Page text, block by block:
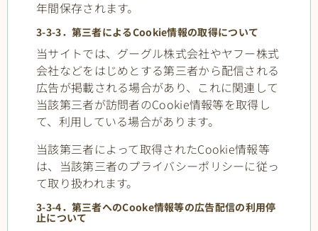
年間保存されます。
3-3-3．第三者によるCookie情報の取得について
当サイトでは、グーグル株式会社やヤフー株式
会社などをはじめとする第三者から配信される
広告が掲載される場合があり、これに関連して
当該第三者が訪問者のCookie情報等を取得し
て、利用している場合があります。
当該第三者によって取得されたCookie情報等
は、当該第三者のプライバシーポリシーに従っ
て取り扱われます。
3-3-4．第三者へのCooke情報等の広告配信の利用停
止について